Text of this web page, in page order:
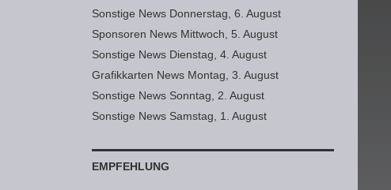
Sonstige News Donnerstag, 6. August
Sponsoren News Mittwoch, 5. August
Sonstige News Dienstag, 4. August
Grafikkarten News Montag, 3. August
Sonstige News Sonntag, 2. August
Sonstige News Samstag, 1. August
EMPFEHLUNG